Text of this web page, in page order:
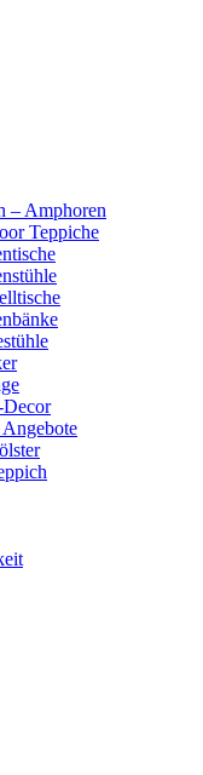
– Amphoren
Teppiche
Decor
Angebote